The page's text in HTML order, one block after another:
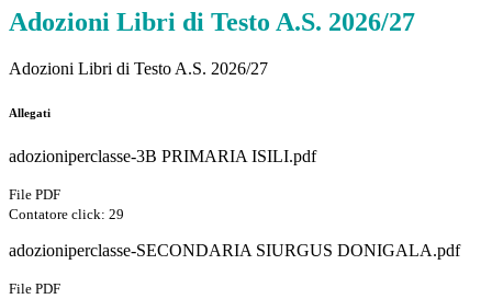
Adozioni Libri di Testo A.S. 2026/27
Adozioni Libri di Testo A.S. 2026/27
Allegati
adozioniperclasse-3B PRIMARIA ISILI.pdf
File PDF
Contatore click: 29
adozioniperclasse-SECONDARIA SIURGUS DONIGALA.pdf
File PDF